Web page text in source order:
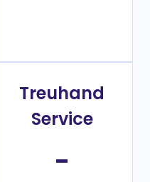
Treuhand
Service
-